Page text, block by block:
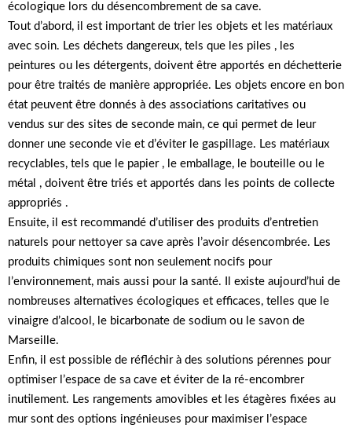
écologique lors du désencombrement de sa cave.
Tout d’abord, il est important de trier les objets et les matériaux
avec soin. Les déchets dangereux, tels que les piles , les
peintures ou les détergents, doivent être apportés en déchetterie
pour être traités de manière appropriée. Les objets encore en bon
état peuvent être donnés à des associations caritatives ou
vendus sur des sites de seconde main, ce qui permet de leur
donner une seconde vie et d’éviter le gaspillage. Les matériaux
recyclables, tels que le papier , le emballage, le bouteille ou le
métal , doivent être triés et apportés dans les points de collecte
appropriés .
Ensuite, il est recommandé d’utiliser des produits d’entretien
naturels pour nettoyer sa cave après l’avoir désencombrée. Les
produits chimiques sont non seulement nocifs pour
l’environnement, mais aussi pour la santé. Il existe aujourd’hui de
nombreuses alternatives écologiques et efficaces, telles que le
vinaigre d’alcool, le bicarbonate de sodium ou le savon de
Marseille.
Enfin, il est possible de réfléchir à des solutions pérennes pour
optimiser l’espace de sa cave et éviter de la ré-encombrer
inutilement. Les rangements amovibles et les étagères fixées au
mur sont des options ingénieuses pour maximiser l’espace